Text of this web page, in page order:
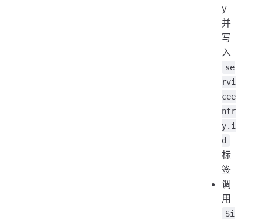
y
并
写
入
se
rvi
cee
ntr
y.i
d
标
签
调
用
Si